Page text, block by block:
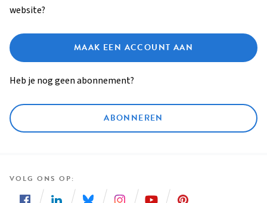
website?
MAAK EEN ACCOUNT AAN
Heb je nog geen abonnement?
ABONNEREN
VOLG ONS OP